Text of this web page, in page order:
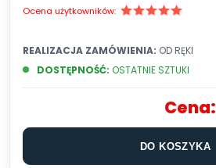
Ocena użytkowników:
DOSTĘPNOŚĆ: OSTATNIE SZTUKI
REALIZACJA ZAMÓWIENIA: OD RĘKI
Cena:
DO KOSZYKA